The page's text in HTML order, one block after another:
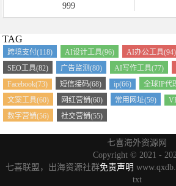
999
TAG
跨境支付(118) AI设计工具(96) AI办公工具(94)
SEO工具(82)
广告监测(80) AI写作工具(77)
Facebook(73)
短信接码(68) ip(66) 全球IP代
文案工具(60)
网红营销(60) 常用网址(59)
数字营销(56)
社交营销(55)
七喜海外资源网
Copyright © 2021 -
七喜联盟，出海资源社群免责声明
txt